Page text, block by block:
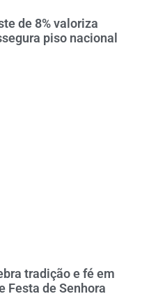
de 8% valoriza
piso nacional
tradição e fé em
Festa de Senhora